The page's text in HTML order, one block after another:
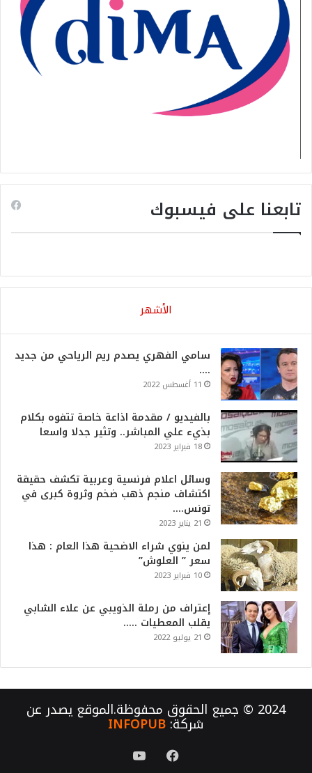
تابعنا على فيسبوك
الأشهر
سامي الفهري يصدم ريم الرياحي من جديد
….
11 أغسطس 2022
بالفيديو / مقدمة اذاعة خاصة تتفوه بكلام
بذيء علي المباشر.. وتثير جدلا واسعا
18 فبراير 2023
وسائل اعلام فرنسية وعربية تكشف حقيقة
اكتشاف منجم ذهب ضخم وثروة كبرى في
تونس….
21 يناير 2023
لمن ينوي شراء الاضحية هذا العام : هذا
سعر ” العلوش”
10 فبراير 2023
إعتراف من رملة الذويبي عن علاء الشابي
يقلب المعطيات …..
21 يوليو 2022
2024 © جميع الحقوق محفوظة.الموقع يصدر عن
شركة:INFOPUB
فيسبوكيوتيوب